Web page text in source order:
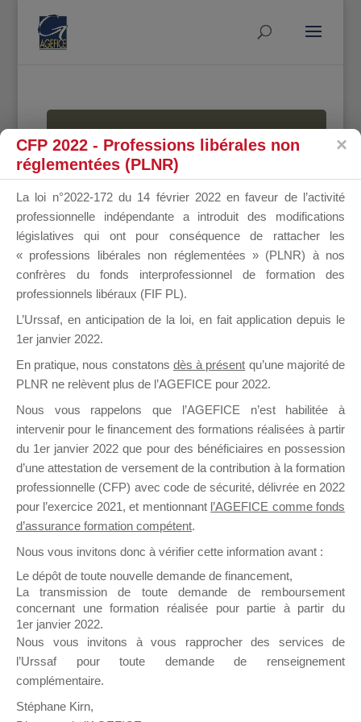
MALLETTE
DU
DIRIGEANT
Groupe Public
il y a un mois
Ce groupe est destiné aux Organismes de
Formation qui souhaitent répondre à l’Appel à
Propositions Mallette du Dirigeant.
sur lequel il est possible de laisser un message
ou poser une question.
NB : Il est nécessaire d’être
pouvoir rejoindre ce groupe
CFP 2022 - Professions libérales non
réglementées (PLNR)
La loi n°2022-172 du 14 février 2022 en faveur de l’activité
professionnelle indépendante a introduit des modifications
législatives qui ont pour conséquence de rattacher les
« professions libérales non réglementées » (PLNR) à nos
confrères du fonds interprofessionnel de formation des
professionnels libéraux (FIF PL).
L’Urssaf, en anticipation de la loi, en fait application depuis le
1er janvier 2022.
En pratique, nous constatons dès à présent qu’une majorité de
PLNR ne relèvent plus de l’AGEFICE pour 2022.
Nous vous rappelons que l’AGEFICE n’est habilitée à
intervenir pour le financement des formations réalisées à partir
du 1er janvier 2022 que pour des bénéficiaires en possession
d’une attestation de versement de la contribution à la formation
professionnelle (CFP) avec code de sécurité, délivrée en 2022
pour l’exercice 2021, et mentionnant l’AGEFICE comme fonds
d’assurance formation compétent.
Nous vous invitons donc à vérifier cette information avant :
Le dépôt de toute nouvelle demande de financement,
La transmission de toute demande de remboursement
concernant une formation réalisée pour partie à partir du
1er janvier 2022.
Nous vous invitons à vous rapprocher des services de
l’Urssaf pour toute demande de renseignement
complémentaire.
Stéphane Kirn,